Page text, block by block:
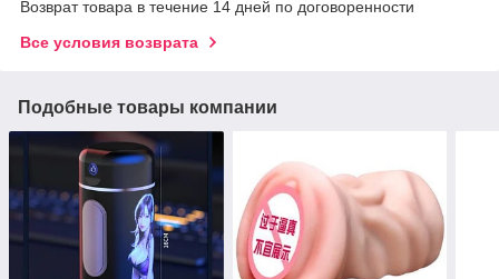
Возврат товара в течение 14 дней по договоренности
Все условия возврата
Подобные товары компании